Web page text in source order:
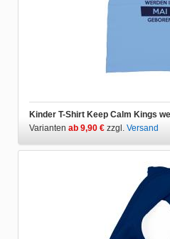
Kinder T-Shirt Keep Calm Kings
Varianten ab 9,90 € zzgl. Versand